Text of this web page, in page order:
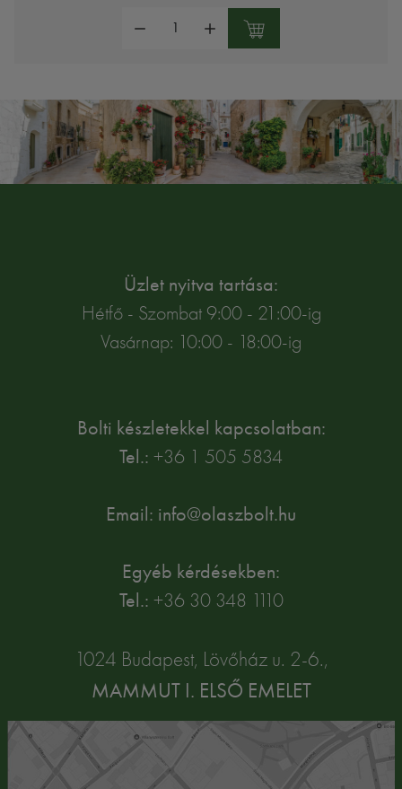
Üzlet nyitva tartása:
Hétfő - Szombat 9:00 - 21:00-ig
Vasárnap: 10:00 - 18:00-ig
Bolti készletekkel kapcsolatban:
Tel.: +36 1 505 5834
Email: info@olaszbolt.hu
Egyéb kérdésekben:
Tel.: +36 30 348 1110
1024 Budapest, Lövőház u. 2-6.,
MAMMUT I. ELSŐ EMELET